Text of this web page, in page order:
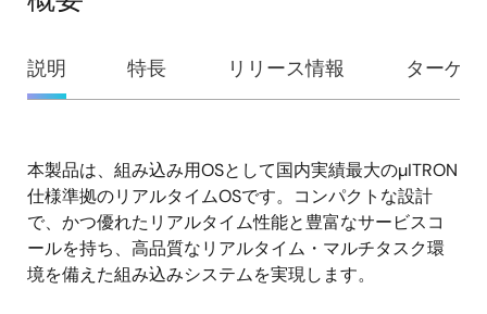
概
要
説明 特長 リリース情報 ターゲ
説
明
本製品は、組み込み用OSとして国内実績最大のµITRON
仕様準拠のリアルタイムOSです。コンパクトな設計
で、かつ優れたリアルタイム性能と豊富なサービスコ
ールを持ち、高品質なリアルタイム・マルチタスク環
境を備えた組み込みシステムを実現します。